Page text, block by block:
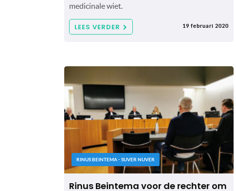
medicinale wiet.
LEES VERDER 19 februari 2020
RINUS BEINTEMA - SUVER NUVER
Rinus Beintema voor de rechter om